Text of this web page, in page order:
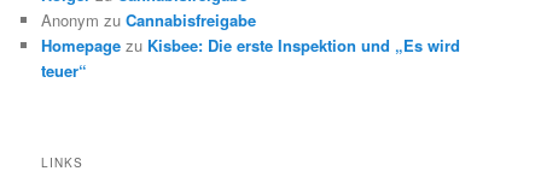
Anonym zuCannabisfreigabe
Homepage zu Kisbee: Die erste Inspektion und „Es wird
teuer“
LINKS